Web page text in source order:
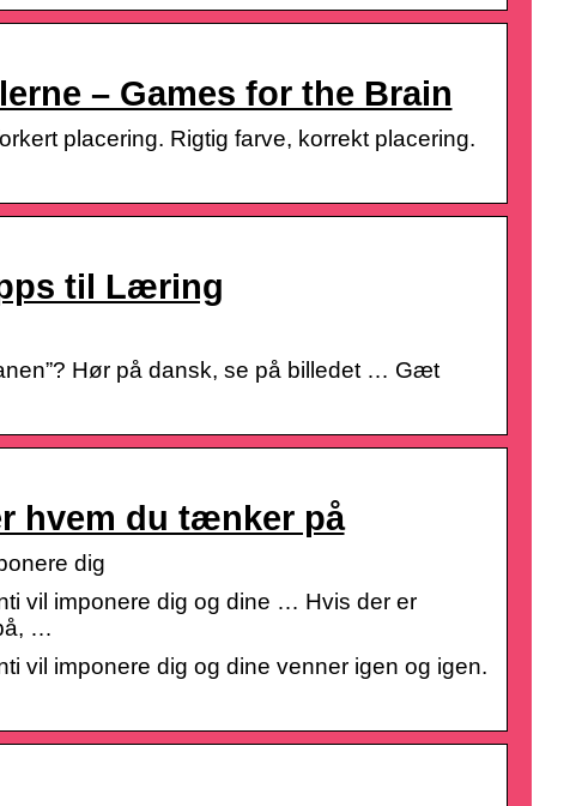
– Games for the Brain
placering. Rigtig farve, korrekt placering.
til Læring
Hør på dansk, se på billedet … Gæt
hvem du tænker på
dig
vil imponere dig og dine … Hvis der er
…
vil imponere dig og dine venner igen og igen.